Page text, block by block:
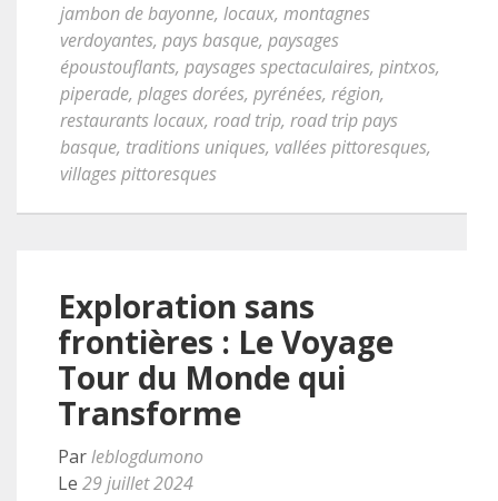
jambon de bayonne, locaux, montagnes
verdoyantes, pays basque, paysages
époustouflants, paysages spectaculaires, pintxos,
piperade, plages dorées, pyrénées, région,
restaurants locaux, road trip, road trip pays
basque, traditions uniques, vallées pittoresques,
villages pittoresques
Exploration sans
frontières : Le Voyage
Tour du Monde qui
Transforme
Parleblogdumono
Le 29 juillet 2024